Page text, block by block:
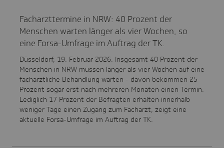
Facharzttermine in NRW: 40 Prozent der
Menschen warten länger als vier Wochen, so
eine Forsa-Umfrage im Auftrag der TK.
Düsseldorf, 19. Februar 2026. Insgesamt 40 Prozent der
Menschen in NRW müssen länger als vier Wochen auf eine
fachärztliche Behandlung warten - davon bekommen 25
Prozent sogar erst nach mehreren Monaten einen Termin.
Lediglich 17 Prozent der Befragten erhalten innerhalb
weniger Tage einen Zugang zum Facharzt, zeigt eine
aktuelle Forsa-Umfrage im Auftrag der TK.